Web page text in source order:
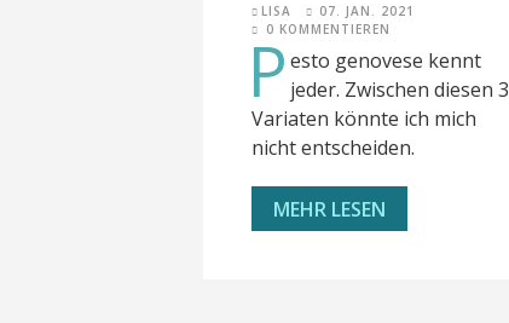
LISA
07. JAN. 2021
0 KOMMENTIEREN
P esto genovese kennt
jeder. Zwischen diesen 3
Variaten könnte ich mich
nicht entscheiden.
MEHR LESEN